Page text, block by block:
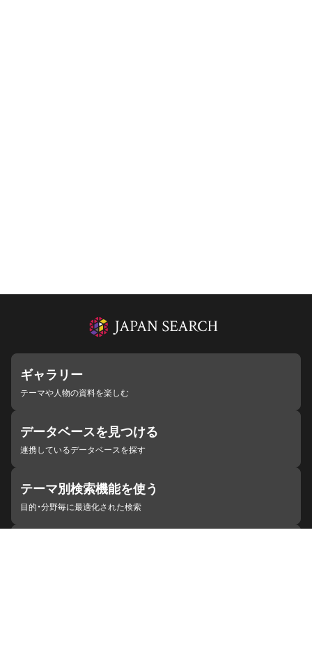
ギャラリー
テーマや人物の資料を楽しむ
データベースを見つける
連携しているデータベースを探す
テーマ別検索機能を使う
目的・分野毎に最適化された検索